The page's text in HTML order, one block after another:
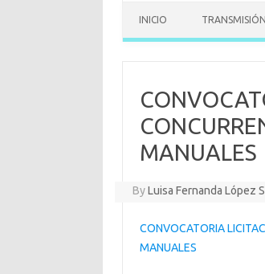
INICIO
MANUALES
ByLuisa Fernanda López
CONVOCATORIA
MANUALES